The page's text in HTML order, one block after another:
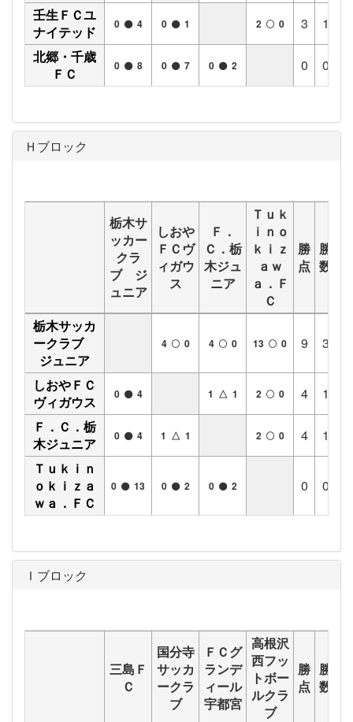
壬生ＦＣユ
ナイテッド
0 4 0 1 2 0 3 1
北郷・千歳
ＦＣ
0 8 0 7 0 2 0 0
Ｈブロック
栃木サ
ッカー
クラ
ブ ジ
ュニア
しおや
ＦＣヴ
ィガウ
ス
Ｆ．
Ｃ．栃
木ジュ
ニア
Ｔｕｋ
ｉｎｏ
ｋｉｚ
ａｗ
ａ．Ｆ
Ｃ
勝
点
勝
数
栃木サッカ
ークラブ
ジュニア
4 0 4 0 13 0 9 3
しおやＦＣ
ヴィガウス
0 4 1 △ 1 2 0 4 1
Ｆ．Ｃ．栃
木ジュニア
0 4 1 △ 1 2 0 4 1
Ｔｕｋｉｎ
ｏｋｉｚａ
ｗａ．ＦＣ
0 13 0 2 0 2 0 0
Ｉブロック
三島Ｆ
Ｃ
国分寺
サッカ
ークラ
ブ
ＦＣグ
ランデ
ィール
宇都宮
高根沢
西フッ
トボー
ルクラ
ブ
勝
点
勝
数